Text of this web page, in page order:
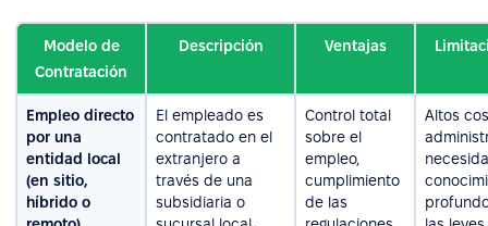
Modelo de
Contratación
Descripción Ventajas
Empleo directo
por una
entidad local
(en sitio,
híbrido o
El empleado es
contratado en el
extranjero a
través de una
subsidiaria o
Control total
sobre el
empleo,
cumplimiento
de las
Altos